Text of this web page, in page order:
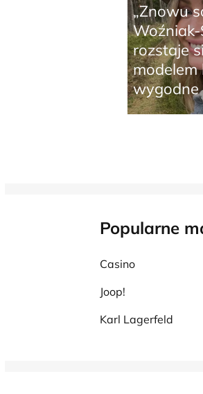
„Znowu
rozstaje
modelem
wygodne
Popularne
Casino
Joop!
Karl Lagerfeld